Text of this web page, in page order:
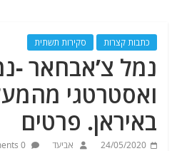
כתבות קצרות סקירות תשתית
נמל צ’אבחאר -
ואסטרטגי
באיראן. פרטים
24/05/2020 אביעד 0 Comments